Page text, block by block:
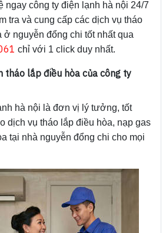
ngay công ty điện lạnh hà nội 24/7
tra và cung cấp các dịch vụ tháo
ở nguyễn đổng chi tốt nhất qua
chỉ với 1 click duy nhất.
tháo lắp điều hòa của công ty
hà nội là đơn vị lý tưởng, tốt
dịch vụ tháo lắp điều hòa, nạp gas
tại nhà nguyễn đổng chi cho mọi